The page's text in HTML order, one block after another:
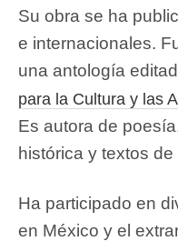
Su obra se ha
e internacionales.
una antología
para la Cultura y las
Es autora de
histórica y textos
Ha participado en
en México y el